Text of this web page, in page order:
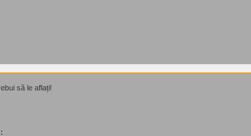
să le aflați!